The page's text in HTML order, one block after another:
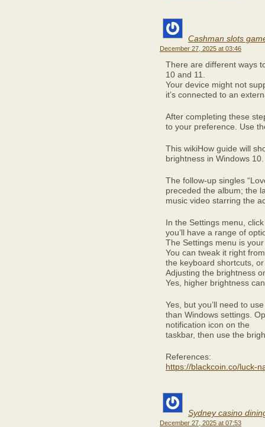
Cashman slots
December 27, 2025 at 03:46
There are different ways
10 and 11.
Your device might not
it’s connected to an
After completing these
to your preference. Use
This wikiHow guide will
brightness in Windows 10.
The follow-up singles
preceded the album; the
music video starring the
In the Settings menu,
you’ll have a range of
The Settings menu is
You can tweak it right
the keyboard shortcuts,
Adjusting the brightness
Yes, higher brightness
Yes, but you’ll need to
than Windows settings.
notification icon on the
taskbar, then use the
References:
https://blackcoin.co/luck-
Sydney casino
December 27, 2025 at 07:53